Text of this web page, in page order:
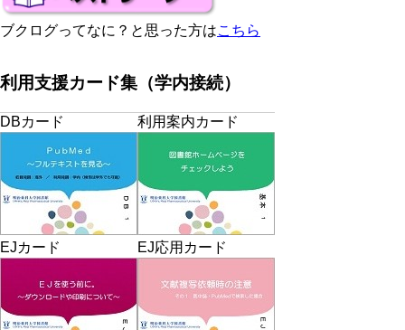
ブクログってなに？と思った方はこちら
利用支援カード集（学内接続）
DBカード 利用案内カード
EJカード EJ応用カード